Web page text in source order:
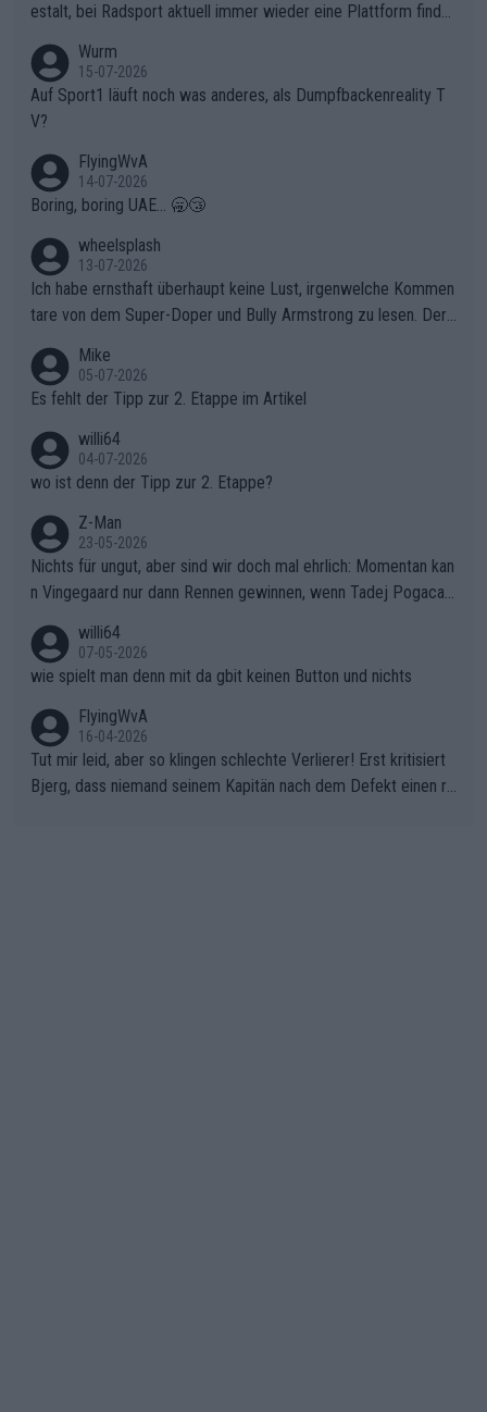
chen weit über den Radsport hinaus.
estalt, bei Radsport aktuell immer wieder eine Plattform finde
Wurm
15-07-2026
Auf Sport1 läuft noch was anderes, als Dumpfbackenreality T
V?
FlyingWvA
14-07-2026
Boring, boring UAE... 🥱😴
wheelsplash
13-07-2026
Ich habe ernsthaft überhaupt keine Lust, irgenwelche Kommen
tare von dem Super-Doper und Bully Armstrong zu lesen. Der
r die gehört nicht in dieses Medium!
Mike
05-07-2026
Es fehlt der Tipp zur 2. Etappe im Artikel
willi64
04-07-2026
wo ist denn der Tipp zur 2. Etappe?
Z-Man
23-05-2026
Nichts für ungut, aber sind wir doch mal ehrlich: Momentan kan
n Vingegaard nur dann Rennen gewinnen, wenn Tadej Pogacar
willi64
07-05-2026
wie spielt man denn mit da gbit keinen Button und nichts
FlyingWvA
16-04-2026
Tut mir leid, aber so klingen schlechte Verlierer! Erst kritisiert
Bjerg, dass niemand seinem Kapitän nach dem Defekt einen ro